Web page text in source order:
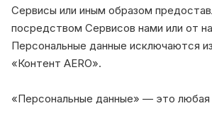
Сервисы или иным образом
посредством Сервисов нами или от
Персональные данные исключаются
«Контент AERO».
«Персональные данные» — это любая